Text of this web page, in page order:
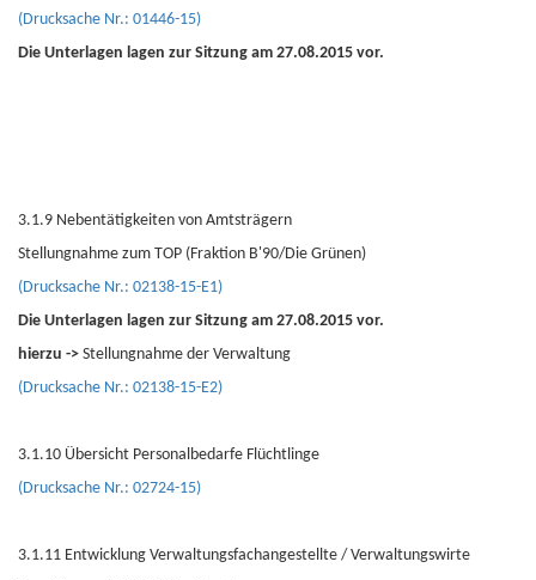
(Drucksache Nr.: 01446-15)
Die Unterlagen lagen zur Sitzung am 27.08.2015 vor.
3.1.9 Nebentätigkeiten von Amtsträgern
Stellungnahme zum TOP (Fraktion B'90/Die Grünen)
(Drucksache Nr.: 02138-15-E1)
Die Unterlagen lagen zur Sitzung am 27.08.2015 vor.
hierzu -> Stellungnahme der Verwaltung
(Drucksache Nr.: 02138-15-E2)
3.1.10 Übersicht Personalbedarfe Flüchtlinge
(Drucksache Nr.: 02724-15)
3.1.11 Entwicklung Verwaltungsfachangestellte / Verwaltungswirte